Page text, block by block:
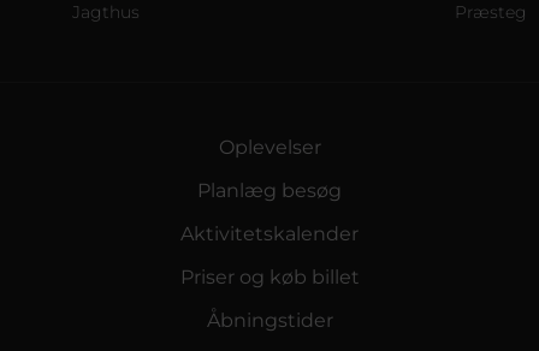
Jagthus
Præstegård
Oplevelser
Planlæg besøg
Aktivitetskalender
Priser og køb billet
Åbningstider